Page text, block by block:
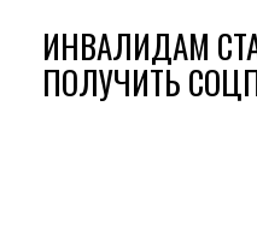
ИНВАЛИДАМ
ПОЛУЧИТЬ